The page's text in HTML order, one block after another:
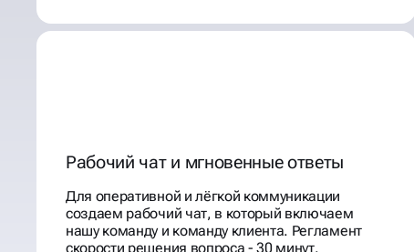
Рабочий чат и мгновенные ответы
Для оперативной и лёгкой коммуникации
создаем рабочий чат, в который включаем
нашу команду и команду клиента. Регламент
скорости решения вопроса - 30 минут.